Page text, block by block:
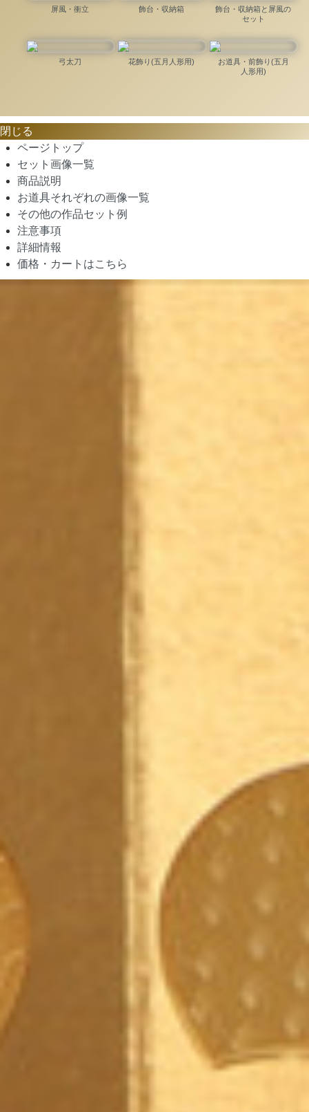
屏風・衝立 飾台・収納箱
飾台・収納箱と屏風の
セット
弓太刀 花飾り(五月人形用)
お道具・前飾り(五月
人形用)
閉じる
ページトップ
セット画像一覧
商品説明
お道具それぞれの画像一覧
その他の作品セット例
注意事項
詳細情報
価格・カートはこちら